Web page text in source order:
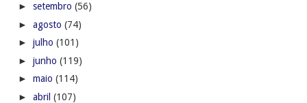
► setembro (56)
► agosto (74)
► julho (101)
► junho (119)
► maio (114)
► abril (107)